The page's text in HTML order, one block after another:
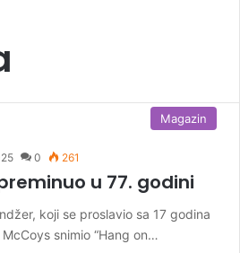
Magazin
0 261
u 77. godini
koji se proslavio sa 17 godina
snimio “Hang on…